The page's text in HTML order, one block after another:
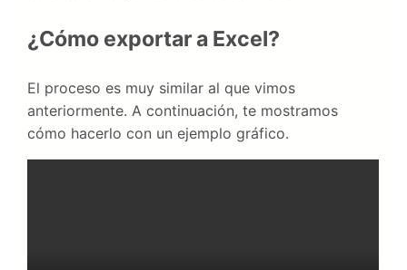
¿Cómo exportar a Excel?
El proceso es muy similar al que vimos
anteriormente. A continuación, te mostramos
cómo hacerlo con un ejemplo gráfico.